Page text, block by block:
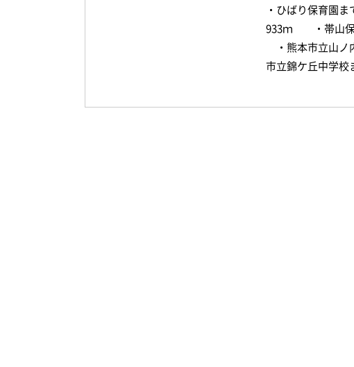
・ひばり保育園
933ｍ ・帯山保
・熊本市立山
市立錦ケ丘中学
まで958ｍ ・
もとむら小児ク